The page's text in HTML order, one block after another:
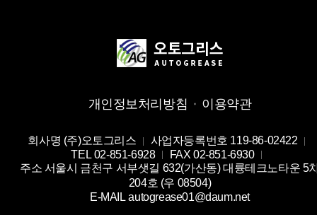
개인정보처리방침 이용약관
회사명 (주)오토그리스 사업자등록번호 119-86-02422
TEL 02-851-6928 FAX 02-851-6930
주소 서울시 금천구 서부샛길 632(가산동) 대륭테크노타운 5
204호 (우 08504)
E-MAIL autogrease01@daum.net